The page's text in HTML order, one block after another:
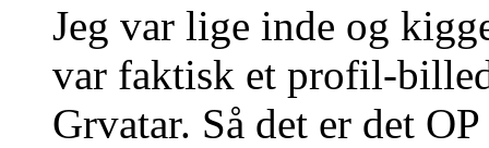
Jeg var lige inde og
var faktisk et profil-
Grvatar. Så det er det